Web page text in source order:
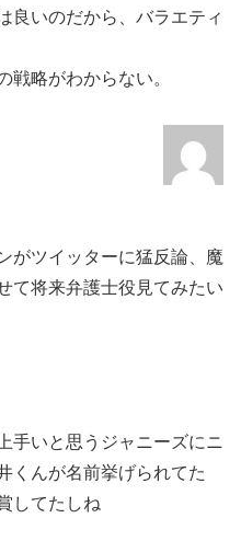
良いのだから、バラエティ
戦略がわからない。
がツイッターに猛反論、魔
て将来弁護士役見てみたい
手いと思うジャニーズにニ
くんが名前挙げられてた
してたしね